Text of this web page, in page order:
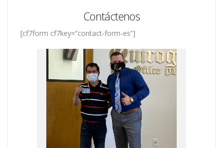
Contáctenos
[cf7form cf7key=”contact-form-es”]